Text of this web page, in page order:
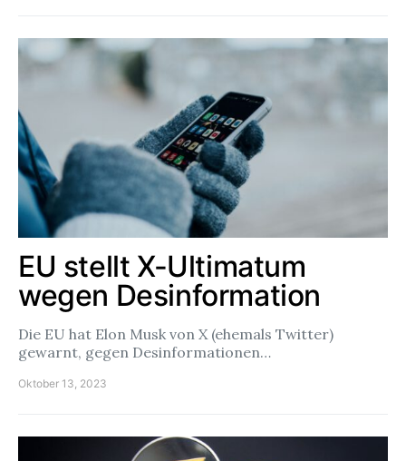
EU stellt X-Ultimatum
wegen Desinformation
Die EU hat Elon Musk von X (ehemals Twitter)
gewarnt, gegen Desinformationen…
Oktober 13, 2023